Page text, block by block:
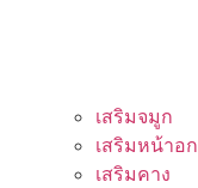
เสริมจมูก
เสริมหน้าอก
เสริมคาง